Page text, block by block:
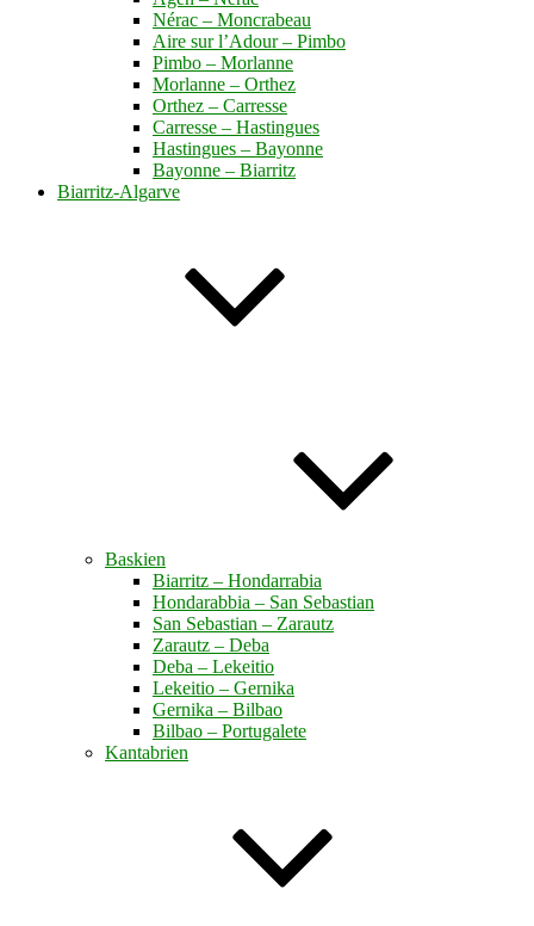
Nérac – Moncrabeau
Aire sur l’Adour – Pimbo
Pimbo – Morlanne
Morlanne – Orthez
Orthez – Carresse
Carresse – Hastingues
Hastingues – Bayonne
Bayonne – Biarritz
Biarritz-Algarve
Baskien
Biarritz – Hondarrabia
Hondarabbia – San Sebastian
San Sebastian – Zarautz
Zarautz – Deba
Deba – Lekeitio
Lekeitio – Gernika
Gernika – Bilbao
Bilbao – Portugalete
Kantabrien